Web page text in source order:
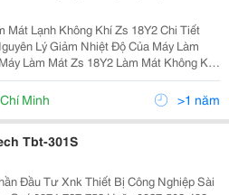
Mát Lạnh Không Khí Zs 18Y2 Chi Tiết
Lý Giảm Nhiệt Độ Của Máy Làm
Bay Hơi Nước Hấp Thụ Hơi Nóng.
(Nhiệt Độ Cao) Xung Quanh Máy Làm
Minh >1 năm
Tbt-301S
Đầu Tư Xnk Thiết Bị Công Nghiệp Sài